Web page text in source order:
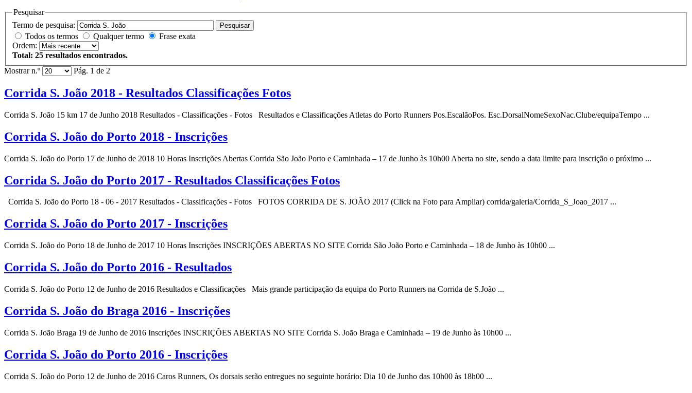
Pesquisar
Termo de pesquisa:
Pesquisar
Todos os termos Qualquer termo
Frase exata
Ordem:
Total: 25 resultados encontrados.
Mostrar n.º
Pág. 1 de 2
Corrida S. João 2018 - Resultados Classificações Fotos
Corrida S. João 15 km 17 de Junho 2018 Resultados - Classificações - Fotos Resultados e Classificações Atletas do Porto Runners Pos.EscalãoPos. Esc.DorsalNomeSexoNac.Clube/equipaTempo ...
Corrida S. João do Porto 2018 - Inscrições
Corrida S. João do Porto 17 de Junho de 2018 10 Horas Inscrições Abertas Corrida São João Porto e Caminhada – 17 de Junho às 10h00 Aberta no site, sendo a data limite para inscrição o próximo ...
Corrida S. João do Porto 2017 - Resultados Classificações Fotos
Corrida S. João do Porto 18 - 06 - 2017 Resultados - Classificações - Fotos FOTOS CORRIDA DE S. JOÃO 2017 (Click na Foto para Ampliar) corrida/galeria/Corrida_S_Joao_2017 ...
Corrida S. João do Porto 2017 - Inscrições
Corrida S. João do Porto 18 de Junho de 2017 10 Horas Inscrições INSCRIÇÕES ABERTAS NO SITE Corrida São João Porto e Caminhada – 18 de Junho às 10h00 ...
Corrida S. João do Porto 2016 - Resultados
Corrida S. João do Porto 12 de Junho de 2016 Resultados e Classificações Mais grande participação da equipa do Porto Runners na Corrida de S.João ...
Corrida S. João do Braga 2016 - Inscrições
Corrida S. João Braga 19 de Junho de 2016 Inscrições INSCRIÇÕES ABERTAS NO SITE Corrida S. João Braga e Caminhada – 19 de Junho às 10h00 ...
Corrida S. João do Porto 2016 - Inscrições
Corrida S. João do Porto 12 de Junho de 2016 Caros Runners, Os dorsais serão entregues no seguinte horário: Dia 10 de Junho das 10h00 às 18h00 ...